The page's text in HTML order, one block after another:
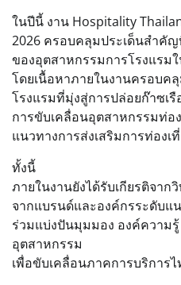
ในปีนี้ งาน Hospitality
2026 ครอบคลุมประเด็นสำคั
ของอุตสาหกรรมการโรงแรม
โดยเนื้อหาภายในงานครอบค
โรงแรมที่มุ่งสู่การปล่อยก๊าซเ
การขับเคลื่อนอุตสาหกรรมท่อ
แนวทางการส่งเสริมการท่องเ
ทั้งนี้
ภายในงานยังได้รับเกียรติจา
จากแบรนด์และองค์กรระดับแ
ร่วมแบ่งปันมุมมอง องค์ความ
อุตสาหกรรม
เพื่อขับเคลื่อนภาคการบริการ